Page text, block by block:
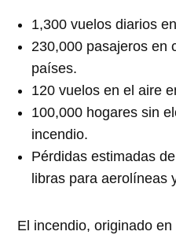
1,300 vuelos diarios
230,000 pasajeros en
países.
120 vuelos en el aire
100,000 hogares sin
incendio.
Pérdidas estimadas
libras para aerolíneas
El incendio, originado